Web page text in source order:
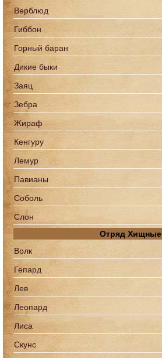
Верблюд
Гиббон
Горный баран
Дикие быки
Заяц
Зебра
Жираф
Кенгуру
Лемур
Павианы
Соболь
Слон
Отряд Хищные
Волк
Гепард
Лев
Леопард
Лиса
Скунс